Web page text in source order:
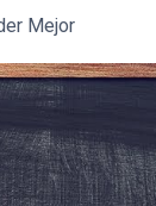
Mejor